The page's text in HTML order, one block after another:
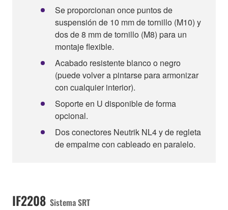
Se proporcionan once puntos de
suspensión de 10 mm de tornillo (M10) y
dos de 8 mm de tornillo (M8) para un
montaje flexible.
Acabado resistente blanco o negro
(puede volver a pintarse para armonizar
con cualquier interior).
Soporte en U disponible de forma
opcional.
Dos conectores Neutrik NL4 y de regleta
de empalme con cableado en paralelo.
IF2208 Sistema SRT